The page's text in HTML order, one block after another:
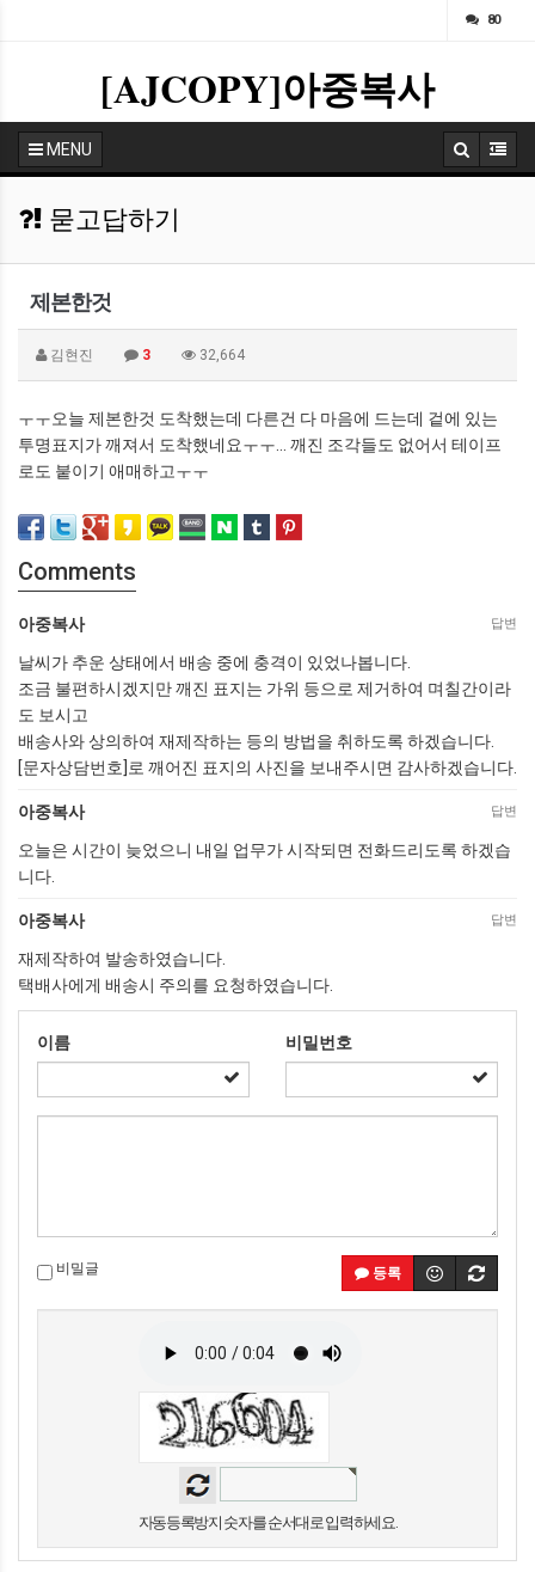
80
[AJCOPY]아중복사
MENU
묻고답하기
제본한것
김현진 3 32,664
ㅜㅜ오늘 제본한것 도착했는데 다른건 다 마음에 드는데 겉에 있는
투명표지가 깨져서 도착했네요ㅜㅜ... 깨진 조각들도 없어서 테이프
로도 붙이기 애매하고ㅜㅜ
Comments
아중복사 답변
날씨가 추운 상태에서 배송 중에 충격이 있었나봅니다.
조금 불편하시겠지만 깨진 표지는 가위 등으로 제거하여 며칠간이라
도 보시고
배송사와 상의하여 재제작하는 등의 방법을 취하도록 하겠습니다.
[문자상담번호]로 깨어진 표지의 사진을 보내주시면 감사하겠습니다.
아중복사 답변
오늘은 시간이 늦었으니 내일 업무가 시작되면 전화드리도록 하겠습
니다.
아중복사 답변
재제작하여 발송하였습니다.
택배사에게 배송시 주의를 요청하였습니다.
이름 비밀번호
등록
비밀글
자동등록방지 숫자를 순서대로 입력하세요.